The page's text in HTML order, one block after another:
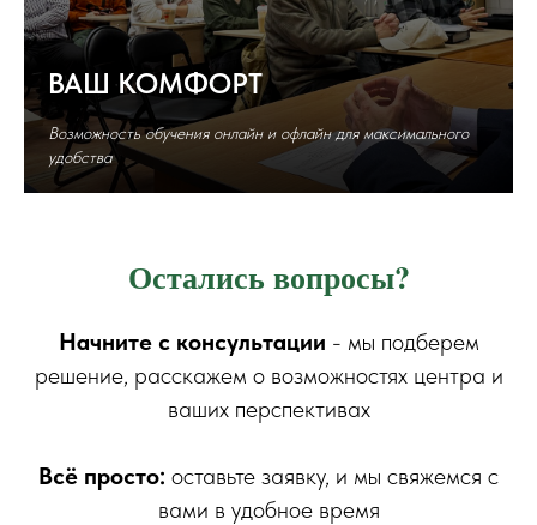
ВАШ КОМФОРТ
Возможность обучения онлайн и офлайн для максимального
удобства
Остались вопросы?
Начните с консультации - мы подберем
решение, расскажем о возможностях центра и
ваших перспективах
Всё просто: оставьте заявку, и мы свяжемся с
вами в удобное время